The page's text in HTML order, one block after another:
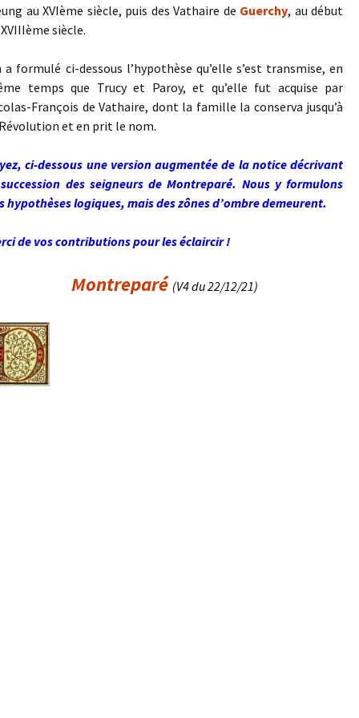
au XVIème siècle, puis des Vathaire de Guerchy, au début
siècle.
a formulé ci-dessous l’hypothèse qu’elle s’est transmise, en
temps que Trucy et Paroy, et qu’elle fut acquise par
François de Vathaire, dont la famille la conserva jusqu’à
et en prit le nom.
ci-dessous une version augmentée de la notice décrivant
des seigneurs de Montreparé. Nous y formulons
hypothèses logiques, mais des zônes d’ombre demeurent.
de vos contributions pour les éclaircir !
Montreparé (V4 du 22/12/21)